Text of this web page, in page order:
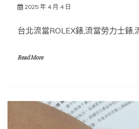
2025 年 4 月 4 日
台北流當ROLEX錶,流當勞力士錶,
Read More